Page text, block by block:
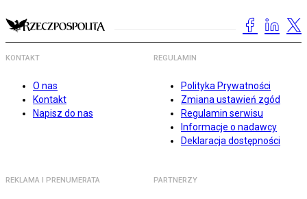
KONTAKT
O nas
Kontakt
Napisz do nas
REGULAMIN
Polityka Prywatności
Zmiana ustawień zgód
Regulamin serwisu
Informacje o nadawcy
Deklaracja dostępności
REKLAMA I PRENUMERATA PARTNERZY